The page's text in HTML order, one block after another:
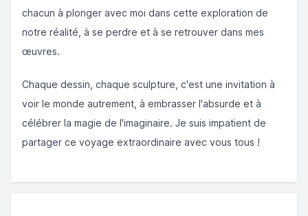
chacun à plonger avec moi dans cette exploration de
notre réalité, à se perdre et à se retrouver dans mes
œuvres.
Chaque dessin, chaque sculpture, c'est une invitation à
voir le monde autrement, à embrasser l'absurde et à
célébrer la magie de l'imaginaire. Je suis impatient de
partager ce voyage extraordinaire avec vous tous !